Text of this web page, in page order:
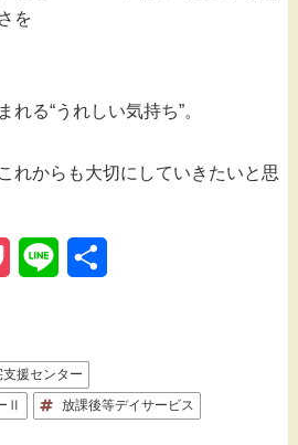
を
る“うれしい気持ち”。
れからも大切にしていきたいと思
k
e
e
援センター
Ⅱ
放課後等デイサービス